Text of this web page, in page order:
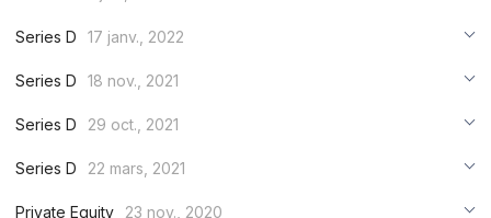
***
Series D
17 janv., 2022
***
Series D
18 nov., 2021
***
Series D
29 oct., 2021
***
Series D
22 mars, 2021
***
Private Equity 23 nov., 2020